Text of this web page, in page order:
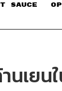
SAUCE​
เยน